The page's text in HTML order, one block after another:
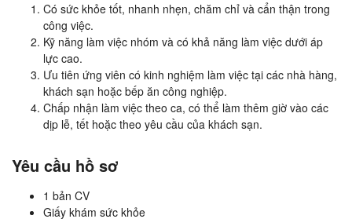
Có sức khỏe tốt, nhanh nhẹn, chăm chỉ và cẩn thận trong
công việc.
Kỹ năng làm việc nhóm và có khả năng làm việc dưới áp
lực cao.
Ưu tiên ứng viên có kinh nghiệm làm việc tại các nhà hàng,
khách sạn hoặc bếp ăn công nghiệp.
Chấp nhận làm việc theo ca, có thể làm thêm giờ vào các
dịp lễ, tết hoặc theo yêu cầu của khách sạn.
Yêu cầu hồ sơ
1 bản CV
Giấy khám sức khỏe